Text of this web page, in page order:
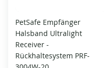
PetSafe Empfänger
Halsband Ultralight
Receiver -
Rückhaltesystem PRF-